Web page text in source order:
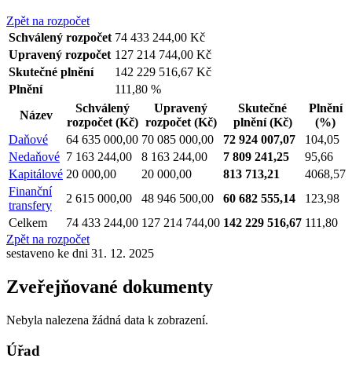
Zpět na rozpočet
Schválený rozpočet 74 433 244,00 Kč
Upravený rozpočet 127 214 744,00 Kč
Skutečné plnění
142 229 516,67 Kč
Plnění
111,80 %
Název
Schválený
rozpočet (Kč)
Upravený
rozpočet (Kč)
Skutečné
plnění(Kč)
Plnění
(%)
Daňové
64 635 000,00 70 085 000,00 72 924 007,07
104,05
Nedaňové 7 163 244,00 8 163 244,00 7 809 241,25
95,66
Kapitálové 20 000,00 20 000,00 813 713,21
4068,57
Finanční
transfery
2 615 000,00 48 946 500,00 60 682 555,14
123,98
Celkem
74 433 244,00 127 214 744,00 142 229 516,67 111,80
Zpět na rozpočet
sestaveno ke dni 31. 12. 2025
Zveřejňované dokumenty
Nebyla nalezena žádná data k zobrazení.
Úřad